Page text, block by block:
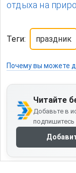
отдыха на
Теги: праздник
Почему вы можете
Читайте
Добавьте в
подпишитесь